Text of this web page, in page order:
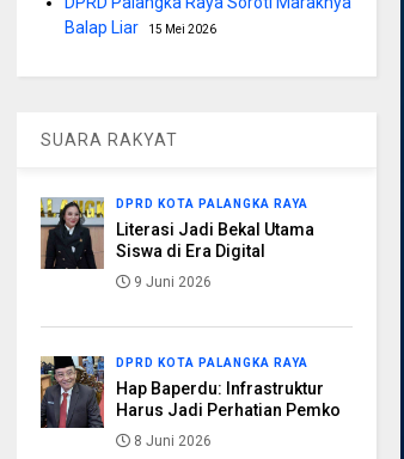
Balap Liar
15 Mei 2026
SUARA RAKYAT
DPRD KOTA PALANGKA RAYA
Literasi Jadi Bekal Utama
Siswa di Era Digital
9 Juni 2026
DPRD KOTA PALANGKA RAYA
Hap Baperdu: Infrastruktur
Harus Jadi Perhatian Pemko
8 Juni 2026